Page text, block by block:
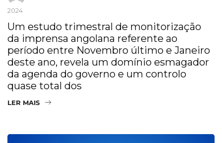
2024
Um estudo trimestral de monitorização
da imprensa angolana referente ao
período entre Novembro último e Janeiro
deste ano, revela um domínio esmagador
da agenda do governo e um controlo
quase total dos
LER MAIS